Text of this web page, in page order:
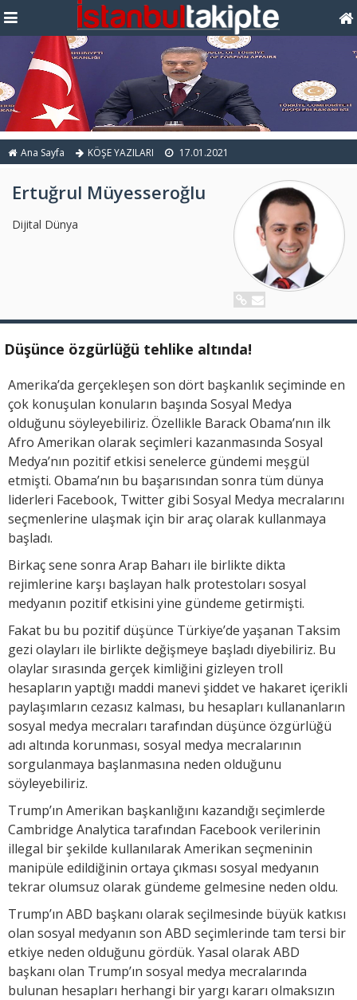
Ana Sayfa KÖŞE YAZILARI 17.01.2021
Ertuğrul Müyesseroğlu
Dijital Dünya
Düşünce özgürlüğü tehlike altında!
Amerika’da gerçekleşen son dört başkanlık seçiminde en
çok konuşulan konuların başında Sosyal Medya
olduğunu söyleyebiliriz. Özellikle Barack Obama’nın ilk
Afro Amerikan olarak seçimleri kazanmasında Sosyal
Medya’nın pozitif etkisi senelerce gündemi meşgül
etmişti. Obama’nın bu başarısından sonra tüm dünya
liderleri Facebook, Twitter gibi Sosyal Medya mecralarını
seçmenlerine ulaşmak için bir araç olarak kullanmaya
başladı.
Birkaç sene sonra Arap Baharı ile birlikte dikta
rejimlerine karşı başlayan halk protestoları sosyal
medyanın pozitif etkisini yine gündeme getirmişti.
Fakat bu bu pozitif düşünce Türkiye’de yaşanan Taksim
gezi olayları ile birlikte değişmeye başladı diyebiliriz. Bu
olaylar sırasında gerçek kimliğini gizleyen troll
hesapların yaptığı maddi manevi şiddet ve hakaret içerikli
paylaşımların cezasız kalması, bu hesapları kullananların
sosyal medya mecraları tarafından düşünce özgürlüğü
adı altında korunması, sosyal medya mecralarının
sorgulanmaya başlanmasına neden olduğunu
söyleyebiliriz.
Trump’ın Amerikan başkanlığını kazandığı seçimlerde
Cambridge Analytica tarafından Facebook verilerinin
illegal bir şekilde kullanılarak Amerikan seçmeninin
manipüle edildiğinin ortaya çıkması sosyal medyanın
tekrar olumsuz olarak gündeme gelmesine neden oldu.
Trump’ın ABD başkanı olarak seçilmesinde büyük katkısı
olan sosyal medyanın son ABD seçimlerinde tam tersi bir
etkiye neden olduğunu gördük. Yasal olarak ABD
başkanı olan Trump’ın sosyal medya mecralarında
bulunan hesapları herhangi bir yargı kararı olmaksızın